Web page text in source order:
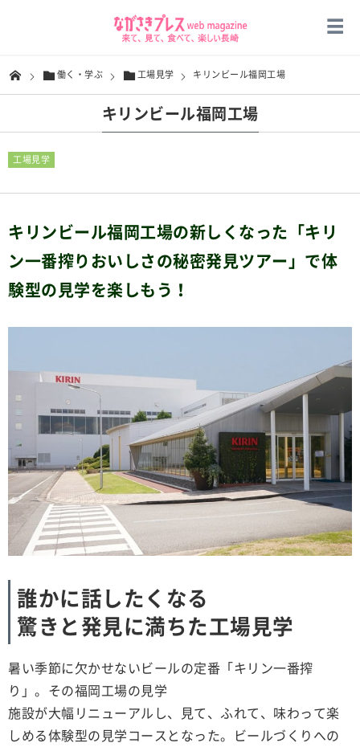
働く・学ぶ 工場見学 キリンビール福岡工場
キリンビール福岡工場
工場見学
キリンビール福岡工場の新しくなった「キリ
ン一番搾りおいしさの秘密発見ツアー」で体
験型の見学を楽しもう！
誰かに話したくなる
驚きと発見に満ちた工場見学
暑い季節に欠かせないビールの定番「キリン一番搾
り」。その福岡工場の見学
施設が大幅リニューアルし、見て、ふれて、味わって楽
しめる体験型の見学コースとなった。ビールづくりへの